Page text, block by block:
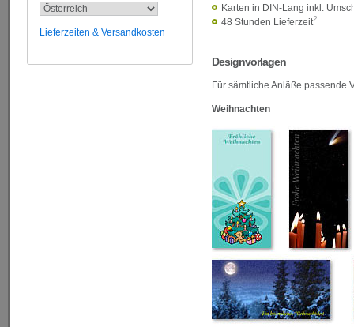
Lieferzeiten & Versandkosten
Karten in DIN-Lang inkl.
48 Stunden Lieferzeit2
Designvorlagen
Für sämtliche Anläße passende
Weihnachten